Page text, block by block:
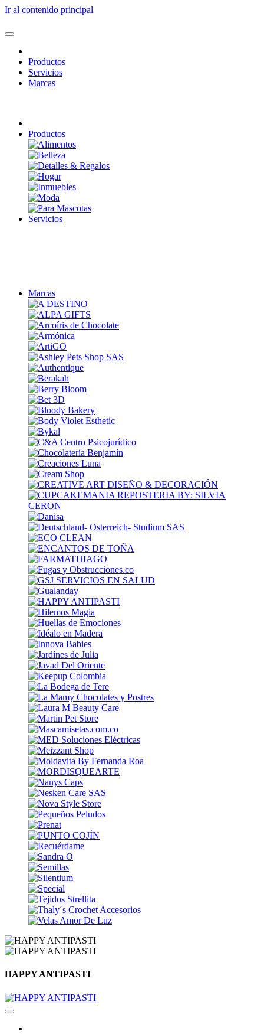
Ir al contenido principal
Productos
Servicios
Marcas
Productos
Servicios
Marcas
HAPPY ANTIPASTI